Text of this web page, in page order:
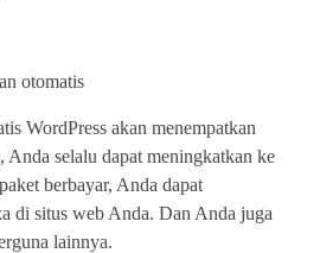
otomatis
WordPress akan menempatkan
selalu dapat meningkatkan ke
berbayar, Anda dapat
di situs web Anda. Dan Anda juga
lainnya.